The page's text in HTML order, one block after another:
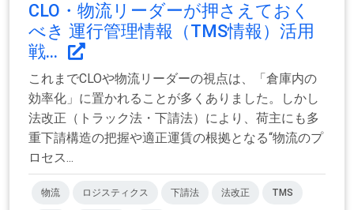
CLO・物流リーダーが押さえておく
べき 運行管理情報（TMS情報）活用
戦...
これまでCLOや物流リーダーの視点は、「倉庫内の
効率化」に置かれることが多くありました。しかし
法改正（トラック法・下請法）により、荷主にも多
重下請構造の把握や適正運賃の根拠となる“物流のプ
ロセス...
物流 ロジスティクス 下請法 法改正 TMS